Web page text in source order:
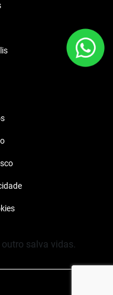
salva vidas.